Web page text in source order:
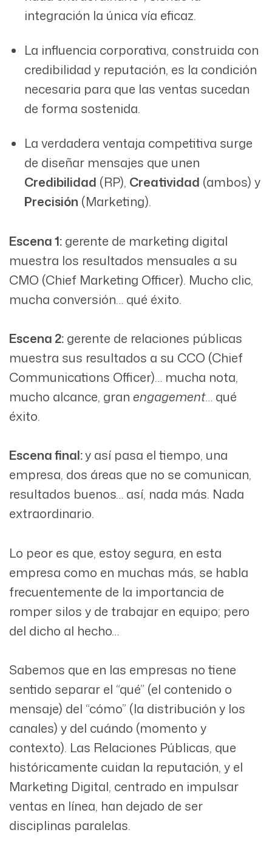
integración la única vía eficaz.
La influencia corporativa, construida con
credibilidad y reputación, es la condición
necesaria para que las ventas sucedan
de forma sostenida.
La verdadera ventaja competitiva surge
de diseñar mensajes que unen
Credibilidad (RP), Creatividad (ambos) y
Precisión (Marketing).
Escena 1: gerente de marketing digital
muestra los resultados mensuales a su
CMO (Chief Marketing Officer). Mucho clic,
mucha conversión… qué éxito.
Escena 2: gerente de relaciones públicas
muestra sus resultados a su CCO (Chief
Communications Officer)… mucha nota,
mucho alcance, gran engagement… qué
éxito.
Escena final:y así pasa el tiempo, una
empresa, dos áreas que no se comunican,
resultados buenos… así, nada más. Nada
extraordinario.
Lo peor es que, estoy segura, en esta
empresa como en muchas más, se habla
frecuentemente de la importancia de
romper silos y de trabajar en equipo; pero
del dicho al hecho…
Sabemos que en las empresas no tiene
sentido separar el “qué” (el contenido o
mensaje) del “cómo” (la distribución y los
canales) y del cuándo (momento y
contexto). Las Relaciones Públicas, que
históricamente cuidan la reputación, y el
Marketing Digital, centrado en impulsar
ventas en línea, han dejado de ser
disciplinas paralelas.